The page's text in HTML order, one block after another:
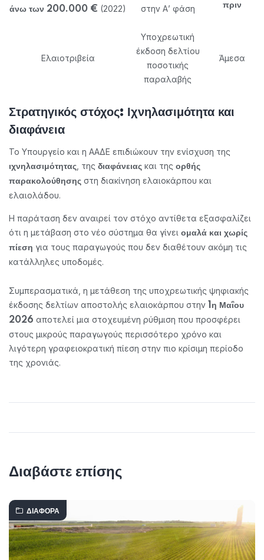
άνω των 200.000 € (2022) στην Α’ φάση
πριν
Ελαιοτριβεία
Υποχρεωτική
έκδοση δελτίου
ποσοτικής
παραλαβής
Άμεσα
Στρατηγικός στόχος: Ιχνηλασιμότητα και
διαφάνεια
Το Υπουργείο και η ΑΑΔΕ επιδιώκουν την ενίσχυση της
ιχνηλασιμότητας , της διαφάνειας και της ορθής
παρακολούθησης στη διακίνηση ελαιοκάρπου και
ελαιολάδου.
Η παράταση δεν αναιρεί τον στόχο αντίθετα εξασφαλίζει
ότι η μετάβαση στο νέο σύστημα θα γίνει ομαλά και χωρίς
πίεση για τους παραγωγούς που δεν διαθέτουν ακόμη τις
κατάλληλες υποδομές.
Συμπερασματικά, η μετάθεση της υποχρεωτικής ψηφιακής
έκδοσης δελτίων αποστολής ελαιοκάρπου στην
1η Μαΐου
2026 αποτελεί μια στοχευμένη ρύθμιση που προσφέρει
στους μικρούς παραγωγούς περισσότερο χρόνο και
λιγότερη γραφειοκρατική πίεση στην πιο κρίσιμη περίοδο
της χρονιάς.
Διαβάστε επίσης
ΔΙΆΦΟΡΑ